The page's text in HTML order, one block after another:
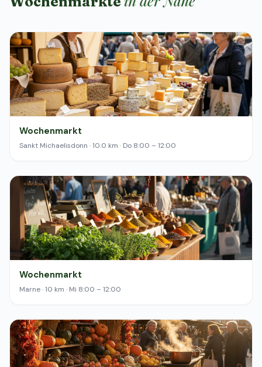
Wochenmarkt
Sankt Michaelisdonn · 10.0 km · Do 8:00 – 12:00
Wochenmarkt
Marne · 10 km · Mi 8:00 – 12:00